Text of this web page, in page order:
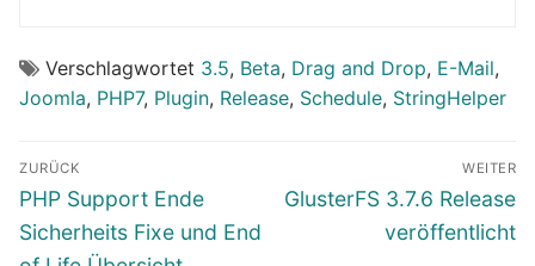
Verschlagwortet 3.5, Beta, Drag and Drop, E-Mail,
Joomla, PHP7, Plugin, Release, Schedule, StringHelper
Beitragsnavigation
ZURÜCK
Vorheriger
Beitrag:
PHP Support Ende
Sicherheits Fixe und End
WEITER
Nächster
GlusterFS 3.7.6 Release
veröffentlicht